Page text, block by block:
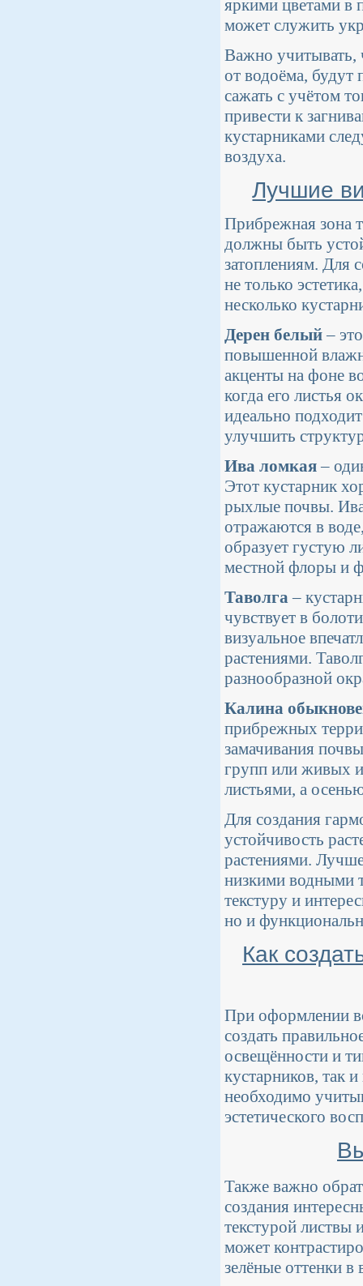
яркими цветами в
может служить
Важно учитывать,
от водоёма,
сажать с учётом
привести к
кустарниками
воздуха.
Лучшие
Прибрежная зона
должны быть
затоплениям. Для
не только
несколько
Дерен белый–
повышенной
акценты на фоне
когда его листья
идеально
улучшить
Ива ломкая–
Этот кустарник
рыхлые почвы.
отражаются в
образует густую
местной флоры и
Таволга–
чувствует в
визуальное
растениями.
разнообразной
Калина
прибрежных
замачивания
групп или живых
листьями, а
Для создания
устойчивость
растениями. Лучше
низкими водными
текстуру и
но и
Как
При оформлении
создать
освещённости и
кустарников, так
необходимо
эстетического
Также важно
создания
текстурой листвы
может
зелёные оттенки в